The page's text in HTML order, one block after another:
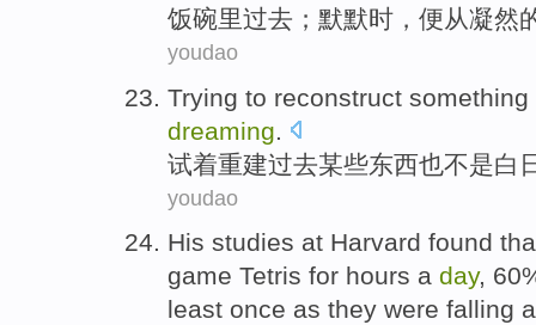
饭碗里过去；默默时 ，便从凝然
youdao
Trying to reconstruct something
dreaming
试着重建过去某些东西也不是白
youdao
His studies at Harvard found
game Tetris for hours a day,
least once as they were falling